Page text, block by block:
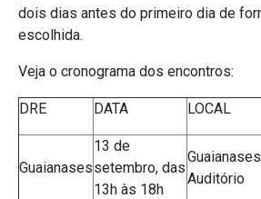
dois dias antes do primeiro dia de
escolhida.
Veja o cronograma dos encontros:
DRE DATA LOCAL
Guaianases
13 de
setembro, das
13h às 18h
Auditório